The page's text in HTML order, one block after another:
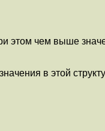
этом чем выше
значения в этой